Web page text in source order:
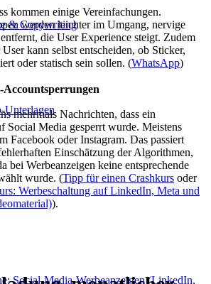
& Copywriting
Unterlagen
Social-Media-Werbeanzeigen (LinkedIn,
kommen einige Vereinfachungen.
werden leichter im Umgang, nervige
die User Experience steigt. Zudem
kann selbst entscheiden, ob Sticker,
oder statisch sein sollen. (WhatsApp)
Accountsperrungen
mehrmals Nachrichten, dass ein
Social Media gesperrt wurde. Meistens
Facebook oder Instagram. Das passiert
Einschätzung der Algorithmen,
bei Werbeanzeigen keine entsprechende
wurde. (Tipp für einen Crashkurs oder
Werbeschaltung auf LinkedIn, Meta und
).